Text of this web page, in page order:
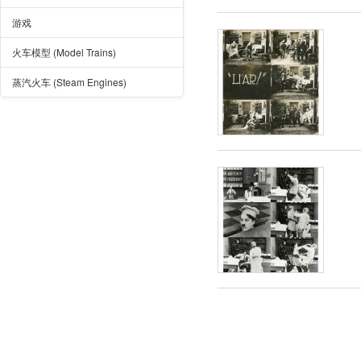
游戏
火车模型 (Model Trains)
蒸汽火车 (Steam Engines)